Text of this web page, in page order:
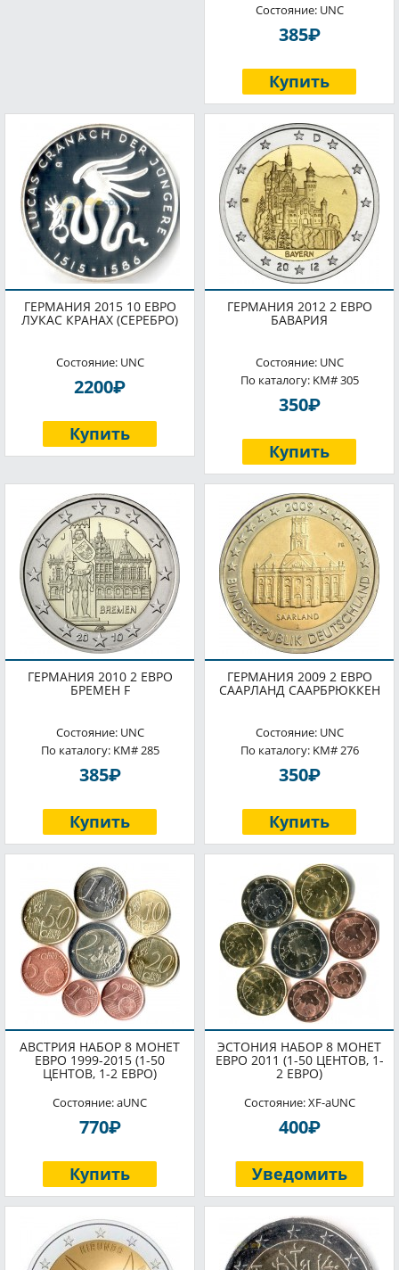
Состояние: UNC
385P
Купить
ГЕРМАНИЯ 2015 10 ЕВРО
ЛУКАС КРАНАХ (СЕРЕБРО)
Состояние: UNC
2200P
Купить
ГЕРМАНИЯ 2012 2 ЕВРО
БАВАРИЯ
Состояние: UNC
По каталогу: KM# 305
350P
Купить
ГЕРМАНИЯ 2010 2 ЕВРО
БРЕМЕН F
Состояние: UNC
По каталогу: KM# 285
385P
Купить
ГЕРМАНИЯ 2009 2 ЕВРО
СААРЛАНД СААРБРЮККЕН
Состояние: UNC
По каталогу: KM# 276
350P
Купить
АВСТРИЯ НАБОР 8 МОНЕТ
ЕВРО 1999-2015 (1-50
ЦЕНТОВ, 1-2 ЕВРО)
Состояние: aUNC
770P
Купить
ЭСТОНИЯ НАБОР 8 МОНЕТ
ЕВРО 2011 (1-50 ЦЕНТОВ, 1-
2 ЕВРО)
Состояние: XF-aUNC
400P
Уведомить